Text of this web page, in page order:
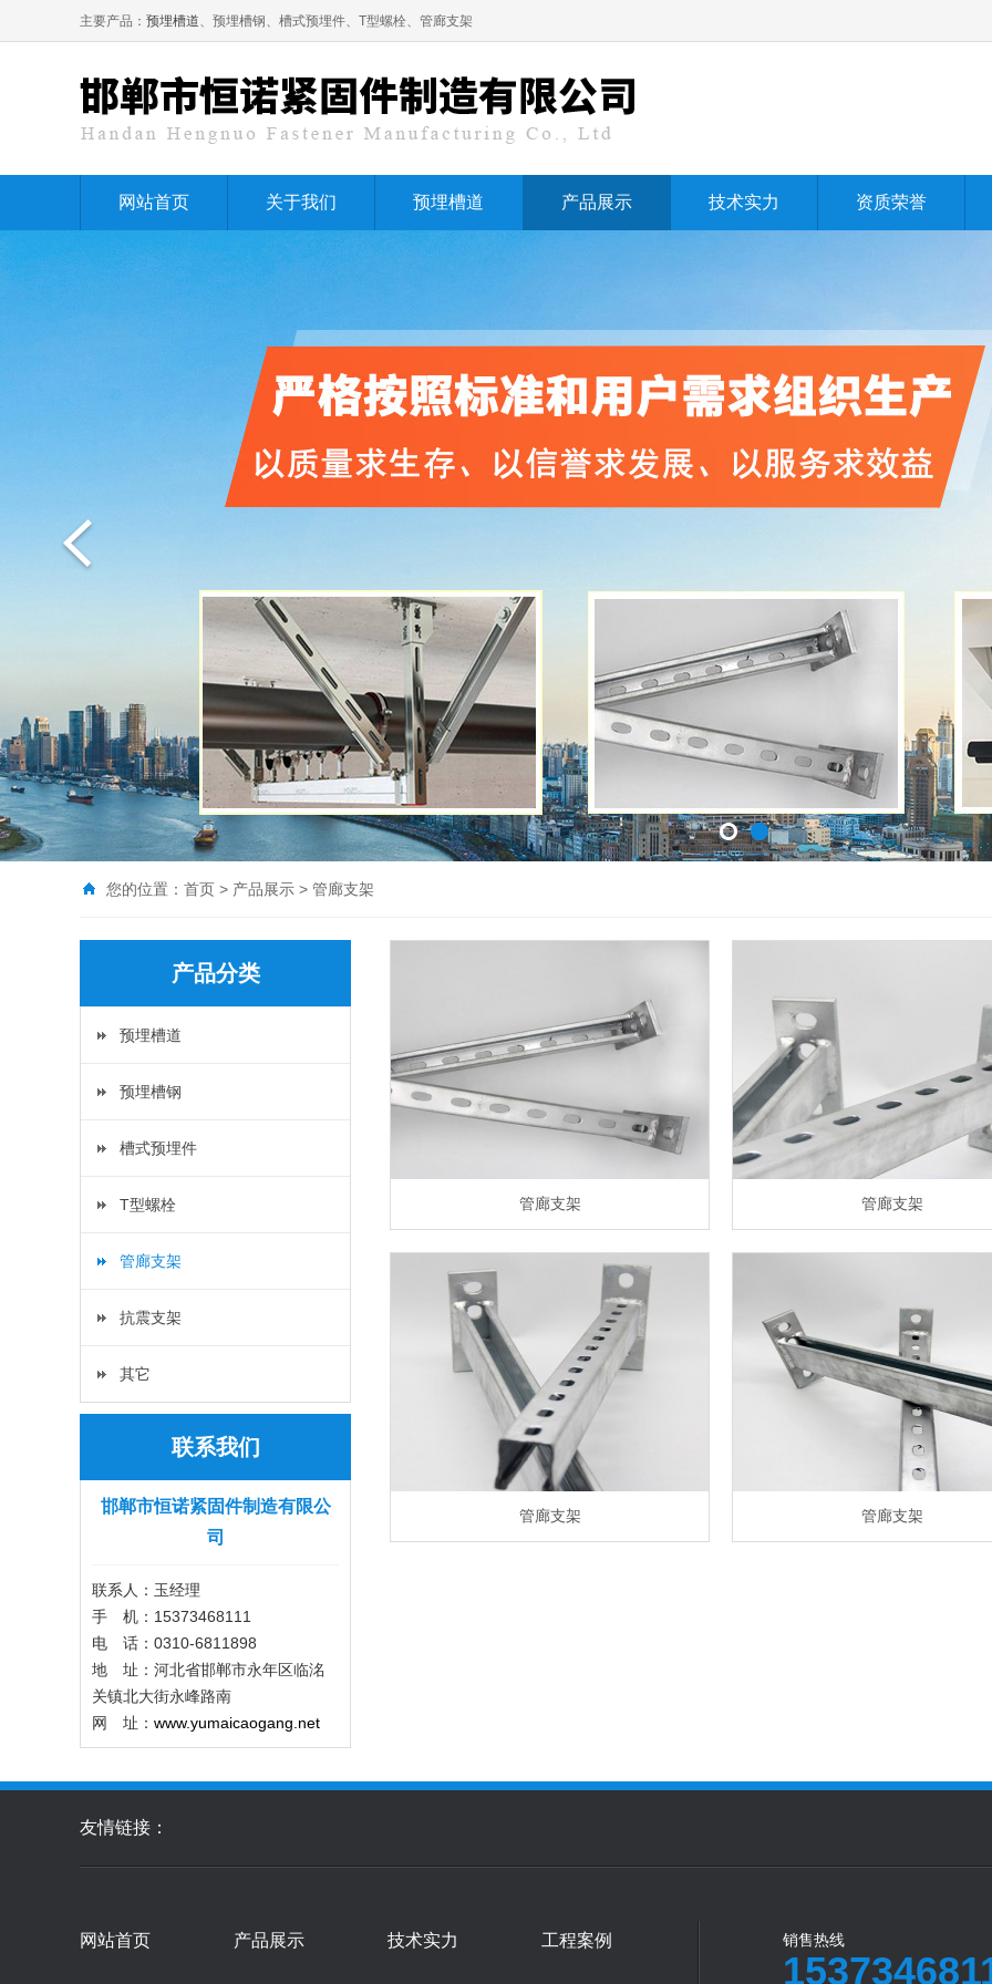
主要产品： 预埋槽道、预埋槽钢、槽式预埋件、T型螺栓、管廊支架
网站首页 关于我们 预埋槽道 产品展示 技术实力 资质荣誉
您的位置： 首页 > 产品展示 > 管廊支架
产品分类
预埋槽道
预埋槽钢
槽式预埋件
T型螺栓
管廊支架
抗震支架
其它
联系我们
邯郸市恒诺紧固件制造有限公
司
联系人：玉经理‬
手 机：15373468111
电 话：0310-6811898
地 址：河北省邯郸市永年区临洺
关镇北大街永峰路南
网 址： www.yumaicaogang.net
管廊支架 管廊支架
管廊支架 管廊支架
友情链接：
网站首页 产品展示 技术实力 工程案例 销售热线